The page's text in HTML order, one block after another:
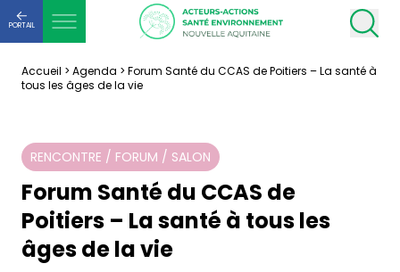
PORTAIL
Accueil > Agenda > Forum Santé du CCAS de Poitiers – La santé à
tous les âges de la vie
RENCONTRE / FORUM / SALON
Forum Santé du CCAS de
Poitiers – La santé à tous les
âges de la vie